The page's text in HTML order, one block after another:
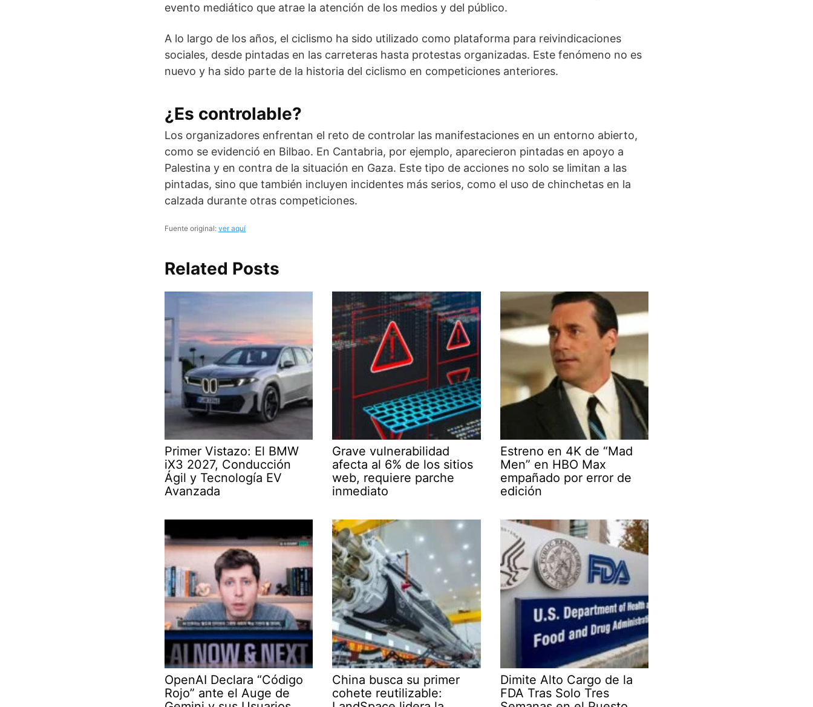
evento mediático que atrae la atención de los medios y del público.
A lo largo de los años, el ciclismo ha sido utilizado como plataforma para reivindicaciones
sociales, desde pintadas en las carreteras hasta protestas organizadas. Este fenómeno no es
nuevo y ha sido parte de la historia del ciclismo en competiciones anteriores.
¿Es controlable?
Los organizadores enfrentan el reto de controlar las manifestaciones en un entorno abierto,
como se evidenció en Bilbao. En Cantabria, por ejemplo, aparecieron pintadas en apoyo a
Palestina y en contra de la situación en Gaza. Este tipo de acciones no solo se limitan a las
pintadas, sino que también incluyen incidentes más serios, como el uso de chinchetas en la
calzada durante otras competiciones.
Fuente original: ver aquí
Related Posts
Primer Vistazo: El BMW
iX3 2027, Conducción
Ágil y Tecnología EV
Avanzada
Grave vulnerabilidad
afecta al 6% de los sitios
web, requiere parche
inmediato
Estreno en 4K de “Mad
Men” en HBO Max
empañado por error de
edición
OpenAI Declara “Código
Rojo” ante el Auge de
China busca su primer
cohete reutilizable:
Dimite Alto Cargo de la
FDA Tras Solo Tres